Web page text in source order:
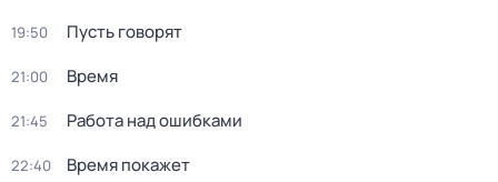
19:50 Пусть говорят
21:00 Время
21:45 Работа над ошибками
22:40 Время покажет